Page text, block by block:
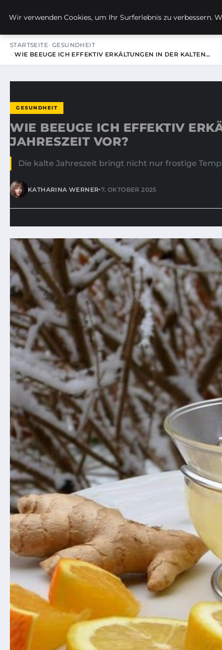
KIRSTINS WEG
STARTSEITE GESUNDHEIT
WIE BEEUGE ICH EFFEKTIV ERKÄLTUNGEN IN DER KALTEN…
GESUNDHEIT
WIE BEEUGE ICH EFFEKTIV
JAHRESZEIT VOR?
Die kalte Jahreszeit bringt nicht nur frostige
KATHARINA WERNER•7. OKTOBER 2025
Wir verwenden Cookies, um Ihr Surferlebnis zu verbessern.